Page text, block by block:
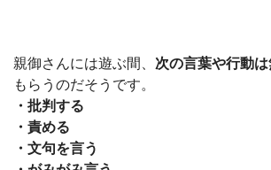
親御さんには遊ぶ間、 次の言葉や行動は
もらうのだそうです。
・批判する
・責める
・文句を言う